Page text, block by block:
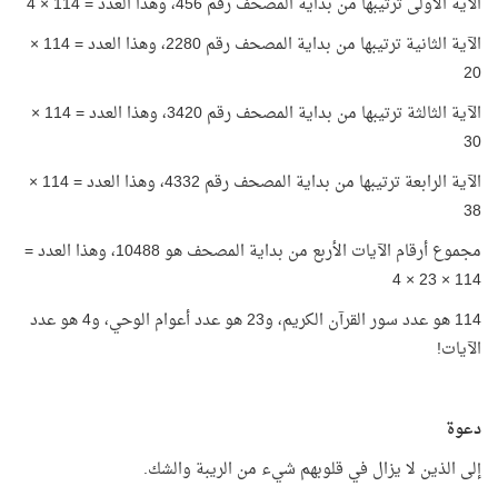
الآية الثانية ترتيبها من بداية المصحف رقم 2280، وهذا العدد = 114 ×
20
الآية الثالثة ترتيبها من بداية المصحف رقم 3420، وهذا العدد = 114 ×
30
الآية الرابعة ترتيبها من بداية المصحف رقم 4332، وهذا العدد = 114 ×
38
مجموع أرقام الآيات الأربع من بداية المصحف هو 10488، وهذا العدد =
114 × 23 × 4
114 هو عدد سور القرآن الكريم، و23 هو عدد أعوام الوحي، و4 هو عدد
الآيات!
دعوة
إلى الذين لا يزال في قلوبهم شيء من الريبة والشك.